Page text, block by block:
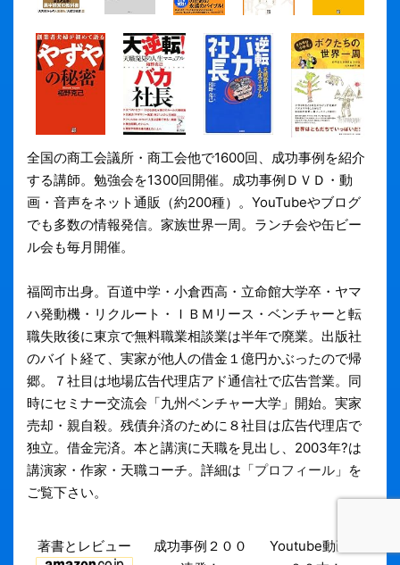
全国の商工会議所・商工会他で1600回、成功事例を紹介
する講師。勉強会を1300回開催。成功事例ＤＶＤ・動
画・音声をネット通販（約200種）。YouTubeやブログ
でも多数の情報発信。家族世界一周。ランチ会や缶ビー
ル会も毎月開催。
福岡市出身。百道中学・小倉西高・立命館大学卒・ヤマ
ハ発動機・リクルート・ＩＢＭリース・ベンチャーと転
職失敗後に東京で無料職業相談業は半年で廃業。出版社
のバイト経て、実家が他人の借金１億円かぶったので帰
郷。７社目は地場広告代理店アド通信社で広告営業。同
時にセミナー交流会「九州ベンチャー大学」開始。実家
売却・親自殺。残債弁済のために８社目は広告代理店で
独立。借金完済。本と講演に天職を見出し、2003年?は
講演家・作家・天職コーチ。詳細は「プロフィール 」を
ご覧下さい。
著書とレビュー
成功事例２００
Youtube動画３